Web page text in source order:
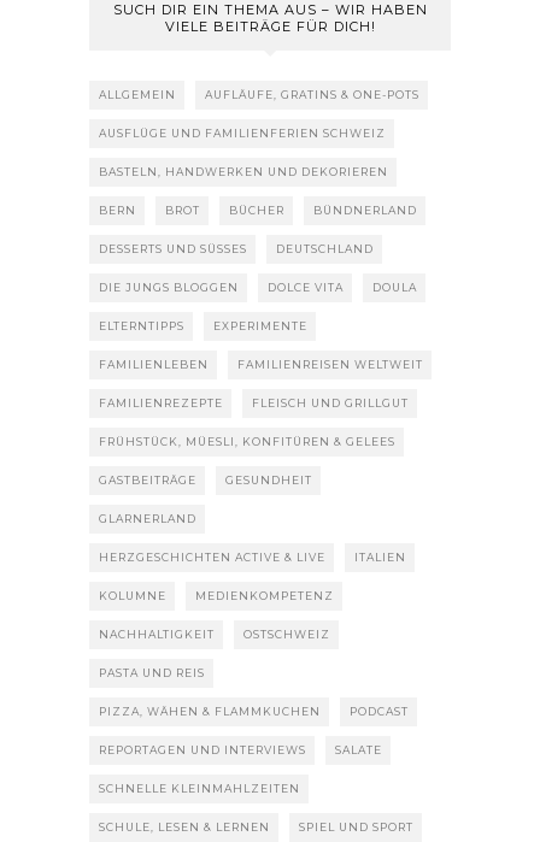
SUCH DIR EIN THEMA AUS – WIR HABEN
VIELE BEITRÄGE FÜR DICH!
ALLGEMEIN AUFLÄUFE, GRATINS & ONE-POTS
AUSFLÜGE UND FAMILIENFERIEN SCHWEIZ
BASTELN, HANDWERKEN UND DEKORIEREN
BERN BROT BÜCHER BÜNDNERLAND
DESSERTS UND SÜSSES DEUTSCHLAND
DIE JUNGS BLOGGEN DOLCE VITA DOULA
ELTERNTIPPS EXPERIMENTE
FAMILIENLEBEN FAMILIENREISEN WELTWEIT
FAMILIENREZEPTE FLEISCH UND GRILLGUT
FRÜHSTÜCK, MÜESLI, KONFITÜREN & GELEES
GASTBEITRÄGE GESUNDHEIT
GLARNERLAND
HERZGESCHICHTEN ACTIVE & LIVE ITALIEN
KOLUMNE MEDIENKOMPETENZ
NACHHALTIGKEIT OSTSCHWEIZ
PASTA UND REIS
PIZZA, WÄHEN & FLAMMKUCHEN PODCAST
REPORTAGEN UND INTERVIEWS SALATE
SCHNELLE KLEINMAHLZEITEN
SCHULE, LESEN & LERNEN SPIEL UND SPORT